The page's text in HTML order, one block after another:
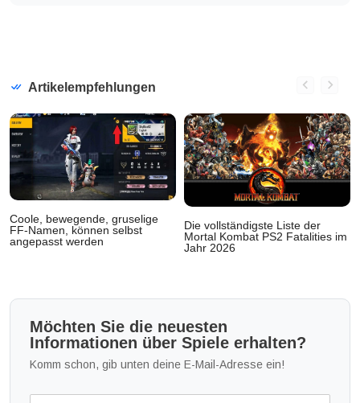
Artikelempfehlungen
Coole, bewegende, gruselige
FF-Namen, können selbst
angepasst werden
Die vollständigste Liste der
Mortal Kombat PS2 Fatalities im
Jahr 2026
Möchten Sie die neuesten
Informationen über Spiele erhalten?
Komm schon, gib unten deine E-Mail-Adresse ein!